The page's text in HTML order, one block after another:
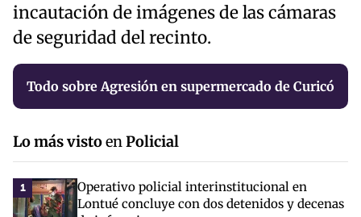
incautación de imágenes de las cámaras
de seguridad del recinto.
Todo sobre Agresión en supermercado de Curicó
Lo más vistoenPolicial
1
Operativo policial interinstitucional en
Lontué concluye con dos detenidos y decenas